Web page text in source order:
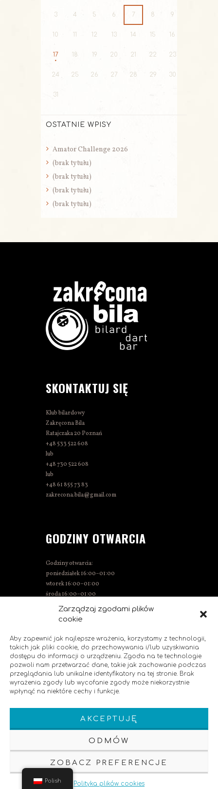
Zarządzaj zgodami plików
cookie
Aby zapewnić jak najlepsze wrażenia, korzystamy z technologii,
takich jak pliki cookie, do przechowywania i/lub uzyskiwania
dostępu do informacji o urządzeniu. Zgoda na te technologie
pozwoli nam przetwarzać dane, takie jak zachowanie podczas
przeglądania lub unikalne identyfikatory na tej stronie. Brak
wyrażenia zgody lub wycofanie zgody może niekorzystnie
wpłynąć na niektóre cechy i funkcje.
AKCEPTUJĘ
ODMÓW
ZOBACZ PREFERENCJE
Polityka plików cookies
3 4 5 6 7 8 9
10 11 12 13 14 15 16
17 18 19 20 21 22 23
24 25 26 27 28 29 30
31
OSTATNIE WPISY
Amator Challenge 2026
(brak tytułu)
(brak tytułu)
(brak tytułu)
(brak tytułu)
SKONTAKTUJ SIĘ
Klub bilardowy
Zakręcona Bila
Ratajczaka 20 Poznań
+48 533 522 608
lub
+48 730 522 608
lub
+48 61 855 73 83
zakrecona.bila@gmail.com
GODZINY OTWARCIA
Godziny otwarcia:
poniedziałek 16:00–01:00
wtorek 16:00–01:00
środa 16:00–01:00
czwartek 15:00–01:00
piątek 15:00–02:00
niedziela 14:00–00:00
SOCIAL MEDIA
Klauzula Informacyjna
Pozycjonowanie strony
Polish